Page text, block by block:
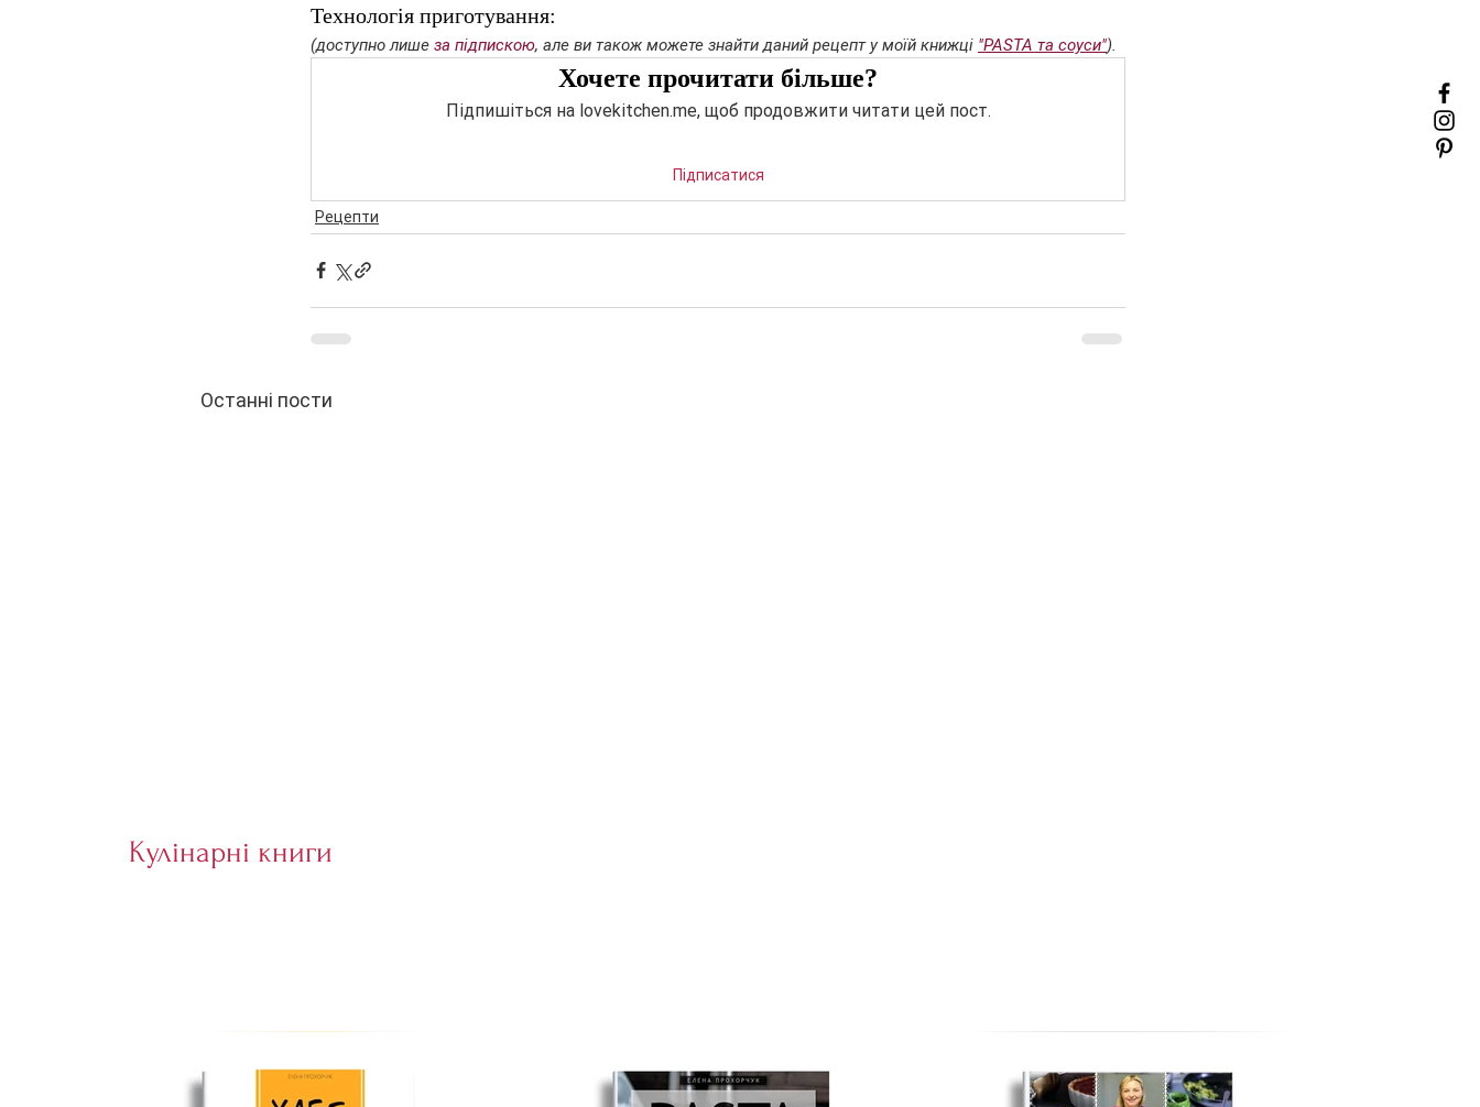
Технологія приготування:
(доступно лише за підпискою, але ви також можете знайти даний рецепт у моїй книжці "PASTA та соуси").
Хочете прочитати більше?
Підпишіться на lovekitchen.me, щоб продовжити читати цей пост.
Підписатися
Рецепти
Останні пости
Кулінарні книги